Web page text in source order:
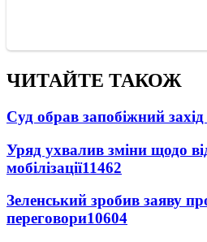
ЧИТАЙТЕ ТАКОЖ
Суд обрав запобіжний
Уряд ухвалив зміни щодо
мобілізації11462
Зеленський зробив заяву
переговори10604